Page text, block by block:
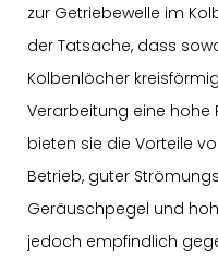
zur Getriebewelle im
der Tatsache, dass
Kolbenlöcher
Verarbeitung eine hohe
bieten sie die Vorteile
Betrieb, guter
Geräuschpegel und
jedoch empfindlich